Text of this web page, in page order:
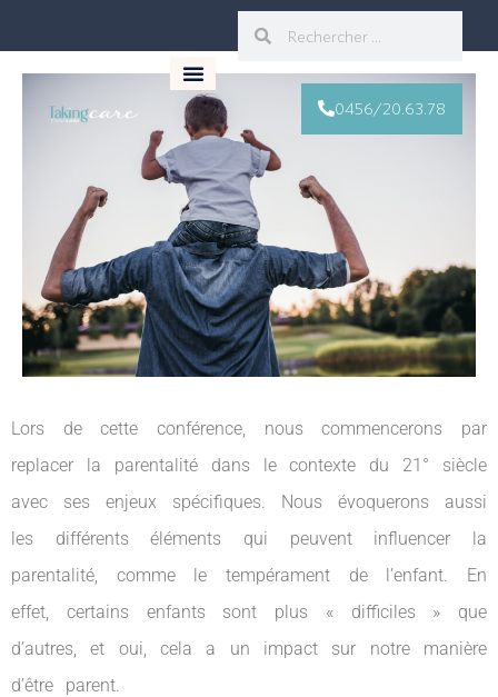
0456/20.63.78
Lors de cette conférence, nous commencerons par
replacer la parentalité dans le contexte du 21° siècle
avec ses enjeux spécifiques. Nous évoquerons aussi
les différents éléments qui peuvent influencer la
parentalité, comme le tempérament de l’enfant. En
effet, certains enfants sont plus « difficiles » que
d’autres, et oui, cela a un impact sur notre manière
d’être parent.